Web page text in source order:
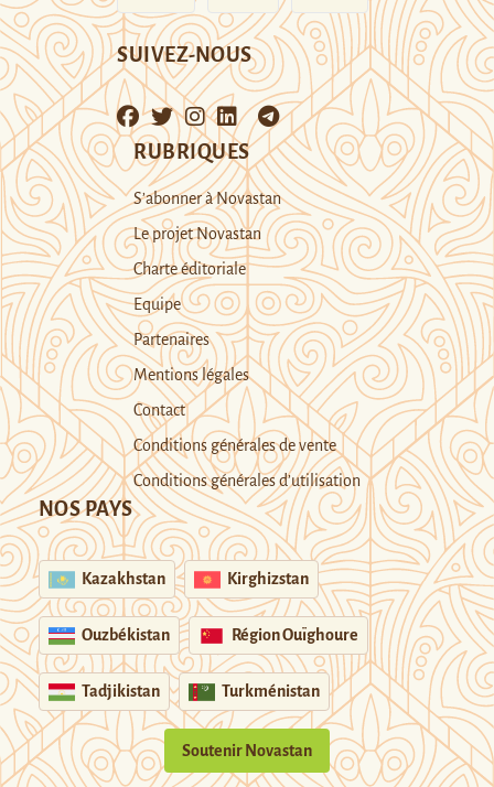
SUIVEZ-NOUS
RUBRIQUES
S’abonner à Novastan
Le projet Novastan
Charte éditoriale
Equipe
Partenaires
Mentions légales
Contact
Conditions générales de vente
Conditions générales d’utilisation
NOS PAYS
Kazakhstan Kirghizstan
Ouzbékistan Région Ouïghoure
Tadjikistan Turkménistan
Soutenir Novastan